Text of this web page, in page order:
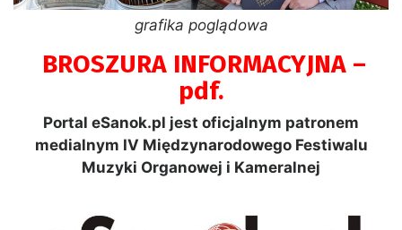
grafika poglądowa
BROSZURA INFORMACYJNA –
pdf.
Portal eSanok.pl jest oficjalnym patronem
medialnym IV Międzynarodowego Festiwalu
Muzyki Organowej i Kameralnej